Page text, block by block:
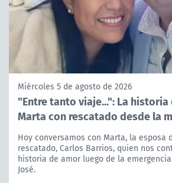
Miércoles 5 de agosto de 2026
"Entre tanto viaje...": La
Marta con rescatado desde la
Hoy conversamos con Marta, la esposa
rescatado, Carlos Barrios, quien nos
historia de amor luego de la
José.